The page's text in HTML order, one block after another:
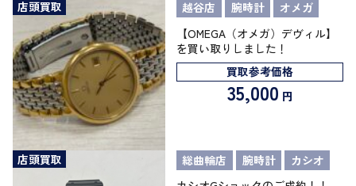
店頭買取 越谷店 腕時計
オメガ
【OMEGA（オメガ）デヴィル】
を買い取りしました！
買取参考価格
35,000 円
店頭買取 総曲輪店 腕時計
カシオ